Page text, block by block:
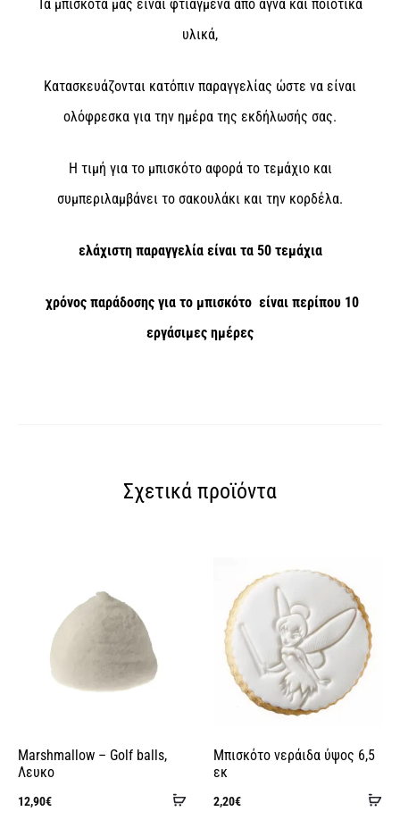
Τα μπισκότα μας είναι φτιαγμένα από αγνά και ποιοτικά
υλικά,
Κατασκευάζονται κατόπιν παραγγελίας ώστε να είναι
ολόφρεσκα για την ημέρα της εκδήλωσής σας.
Η τιμή για το μπισκότο αφορά το τεμάχιο και
συμπεριλαμβάνει το σακουλάκι και την κορδέλα.
ελάχιστη παραγγελία είναι τα 50 τεμάχια
χρόνος παράδοσης για το μπισκότο είναι περίπου 10
εργάσιμες ημέρες
Σχετικά προϊόντα
Προσθήκη
Marshmallow – Golf balls,
Λευκο
12,90€
Μπισκότο νεράιδα ύψος 6,5
εκ
2,20€